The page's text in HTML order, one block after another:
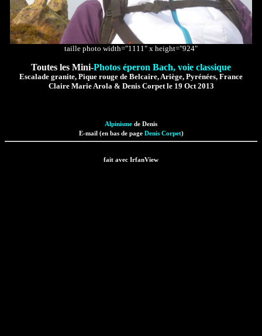
taille photo width="1111" x height="924"
Toutes les Mini-Photos éperon Bach, voie classique
Escalade granite, Pique rouge de Belcaire, Ariège, Pyrénées, France
Claire Marie Arola & Denis Corpet le 19 Oct 2013
Alpinisme de Denis
E-mail (en bas de page Denis Corpet)
fait avec IrfanView